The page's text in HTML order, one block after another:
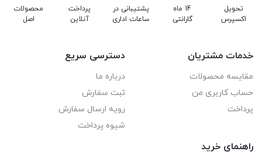
تحویل
اکسپرس
14 ماه
گارانتی
پشتیبانی در
ساعات اداری
پرداخت
آنلاین
محصولات
اصل
خدمات مشتریان
مقایسه محصولات
حساب کاربری من
پرداخت
دسترسی سریع
درباره ما
ثبت سفارش
رویه ارسال سفارش
شیوه پرداخت
راهنمای خرید